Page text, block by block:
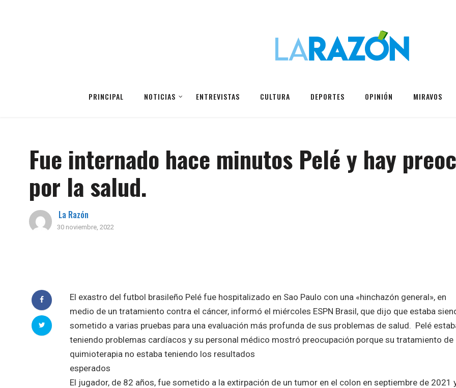
PRINCIPAL NOTICIAS ENTREVISTAS CULTURA DEPORTES OPINIÓN MIRAVOS
Fue internado hace minutos Pelé y hay
por la salud.
La Razón
30 noviembre, 2022
El exastro del futbol brasileño Pelé fue hospitalizado en Sao Paulo con una «hinchazón general», en
medio de un tratamiento contra el cáncer, informó el miércoles ESPN Brasil, que dijo que estaba
sometido a varias pruebas para una evaluación más profunda de sus problemas de salud. Pelé
teniendo problemas cardíacos y su personal médico mostró preocupación porque su tratamiento de
quimioterapia no estaba teniendo los resultados
El jugador, de 82 años, fue sometido a la extirpación de un tumor en el colon en septiembre de 2021